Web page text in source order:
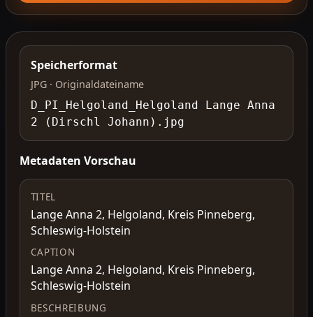
Speicherformat
JPG · Originaldateiname
D_PI_Helgoland_Helgoland Lange Anna
2 (Dirschl Johann).jpg
Metadaten Vorschau
TITEL
Lange Anna 2, Helgoland, Kreis Pinneberg,
Schleswig-Holstein
CAPTION
Lange Anna 2, Helgoland, Kreis Pinneberg,
Schleswig-Holstein
BESCHREIBUNG